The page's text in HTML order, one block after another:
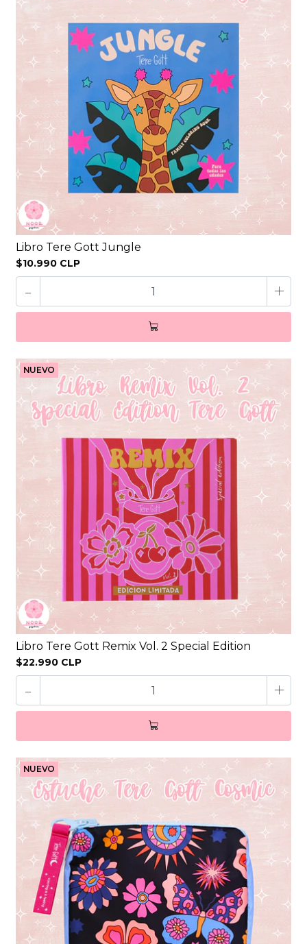
Libro Tere Gott Jungle
$10.990 CLP
- +
NUEVO
Libro Tere Gott Remix Vol. 2 Special Edition
$22.990 CLP
- +
NUEVO